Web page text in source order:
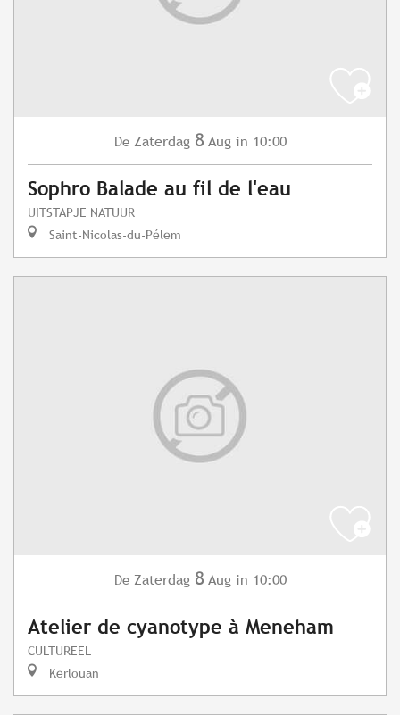
De Zaterdag 8 Aug in 10:00
Sophro Balade au fil de l'eau
UITSTAPJE NATUUR
Saint-Nicolas-du-Pélem
De Zaterdag 8 Aug in 10:00
Atelier de cyanotype à Meneham
CULTUREEL
Kerlouan